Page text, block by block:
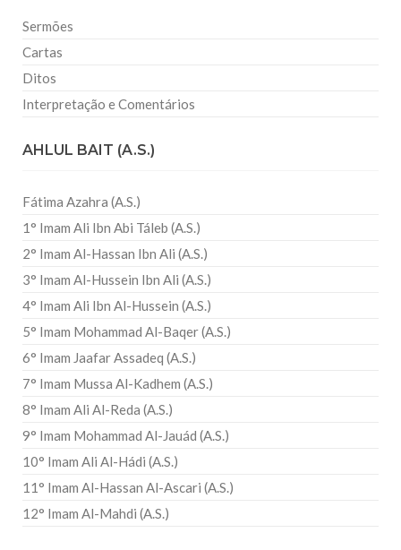
Sermões
Cartas
Ditos
Interpretação e Comentários
AHLUL BAIT (A.S.)
Fátima Azahra (A.S.)
1° Imam Ali Ibn Abi Táleb (A.S.)
2° Imam Al-Hassan Ibn Ali (A.S.)
3° Imam Al-Hussein Ibn Ali (A.S.)
4° Imam Ali Ibn Al-Hussein (A.S.)
5° Imam Mohammad Al-Baqer (A.S.)
6° Imam Jaafar Assadeq (A.S.)
7° Imam Mussa Al-Kadhem (A.S.)
8° Imam Ali Al-Reda (A.S.)
9° Imam Mohammad Al-Jauád (A.S.)
10° Imam Ali Al-Hádi (A.S.)
11° Imam Al-Hassan Al-Ascari (A.S.)
12° Imam Al-Mahdi (A.S.)